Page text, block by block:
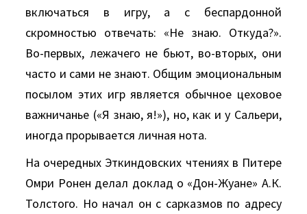
включаться в игру, а с беспардонной
скромностью отвечать: «Не знаю. Откуда?».
Во-первых, лежачего не бьют, во-вторых, они
часто и сами не знают. Общим эмоциональным
посылом этих игр является обычное цеховое
важничанье («Я знаю, я!»), но, как и у Сальери,
иногда прорывается личная нота.
На очередных Эткиндовских чтениях в Питере
Омри Ронен делал доклад о «Дон-Жуане» А.К.
Толстого. Но начал он с сарказмов по адресу